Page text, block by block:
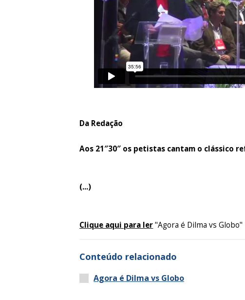
Da Redação
Aos 21″30″ os petistas cantam o clássico
(...)
Clique aqui para ler"Agora é Dilma vs Globo"
Conteúdo relacionado
Agora é Dilma vs Globo